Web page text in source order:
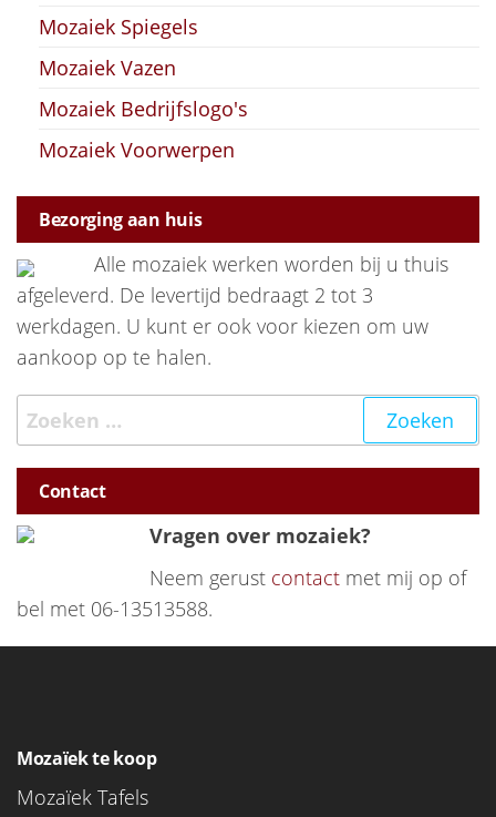
Mozaiek Spiegels
Mozaiek Vazen
Mozaiek Bedrijfslogo's
Mozaiek Voorwerpen
Bezorging aan huis
Alle mozaiek werken worden bij u thuis
afgeleverd. De levertijd bedraagt 2 tot 3
werkdagen. U kunt er ook voor kiezen om uw
aankoop op te halen.
Zoeken naar:
Contact
Vragen over mozaiek?
Neem gerust contact met mij op of
bel met 06-13513588.
Mozaïek te koop
Mozaïek Tafels